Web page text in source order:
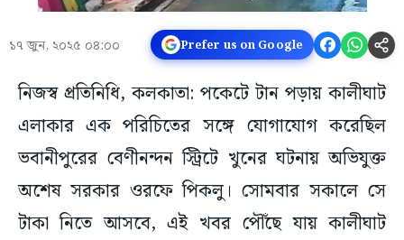
১৭ জুন, ২০২৫ ০৪:০০ Prefer us on Google
নিজস্ব প্রতিনিধি, কলকাতা: পকেটে টান পড়ায় কালীঘাট
এলাকার এক পরিচিতের সঙ্গে যোগাযোগ করেছিল
ভবানীপুরের বেণীনন্দন স্ট্রিটে খুনের ঘটনায় অভিযুক্ত
অশেষ সরকার ওরফে পিকলু। সোমবার সকালে সে
টাকা নিতে আসবে, এই খবর পৌঁছে যায় কালীঘাট